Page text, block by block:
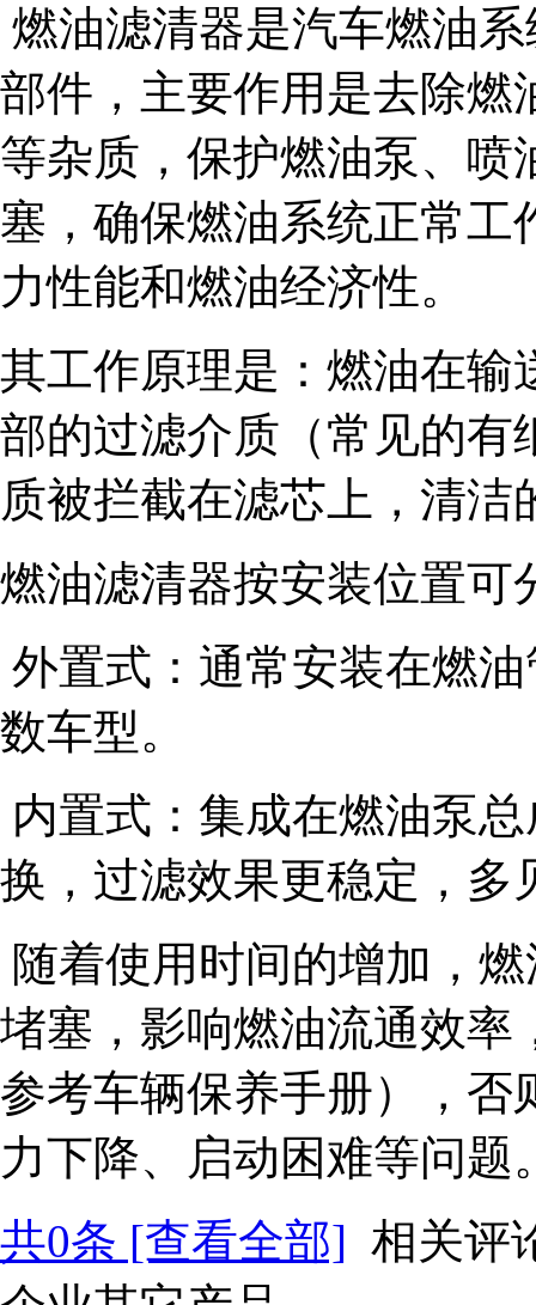
燃油滤清器是汽车燃油
部件，主要作用是去除燃
等杂质，保护燃油泵、喷
塞，确保燃油系统正常工
力性能和燃油经济性。
其工作原理是：燃油在输
部的过滤介质（常见的有
质被拦截在滤芯上，清
燃油滤清器按安装位置可
外置式：通常安装在燃
数车型。
内置式：集成在燃油泵
换，过滤效果更稳定，多
随着使用时间的增加，
堵塞，影响燃油流通效率
参考车辆保养手册），否
力下降、启动困难等问题
共0条 [查看全部] 相关评